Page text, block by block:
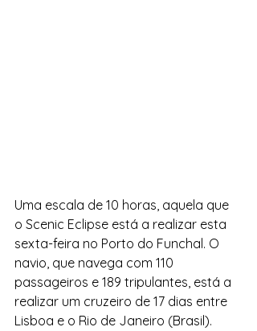
Uma escala de 10 horas, aquela que
o Scenic Eclipse está a realizar esta
sexta-feira no Porto do Funchal. O
navio, que navega com 110
passageiros e 189 tripulantes, está a
realizar um cruzeiro de 17 dias entre
Lisboa e o Rio de Janeiro (Brasil).